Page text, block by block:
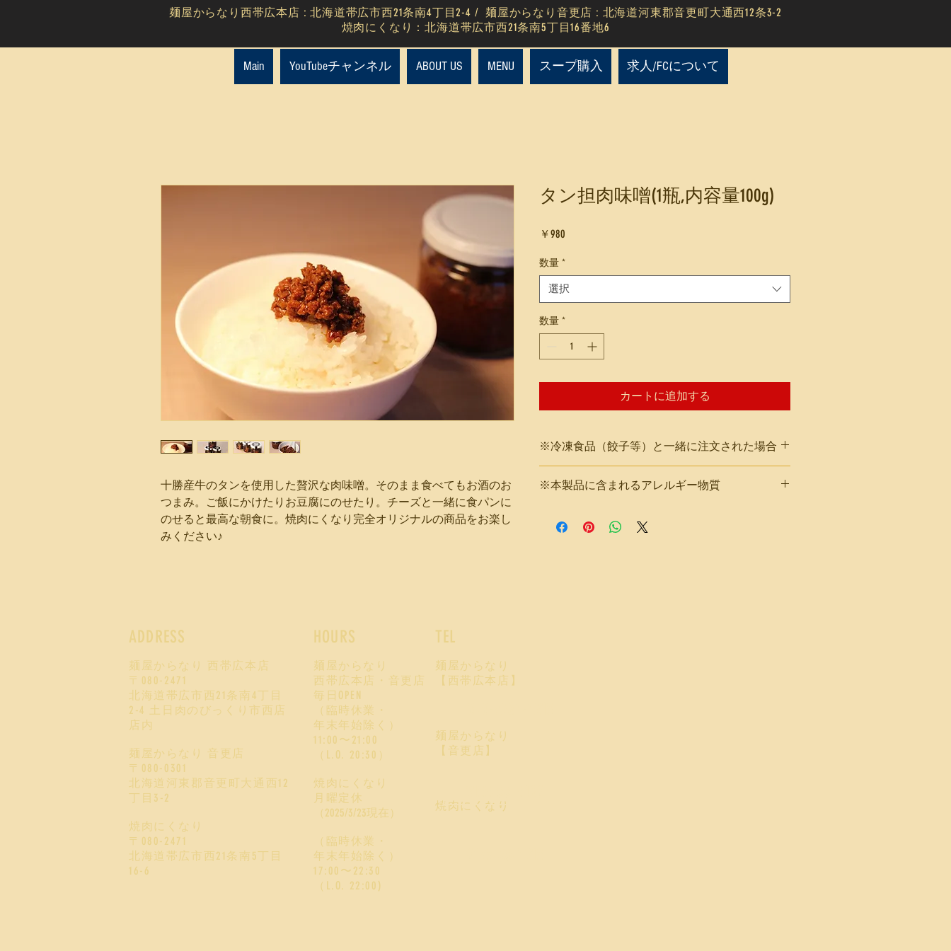
麺屋からなり西帯広本店 : 北海道帯広市西21条南4丁目2-4 / 麺屋からなり音更店 : 北海道河東郡音更町大通西12条3-2
​焼肉にくなり：北海道帯広市西21条南5丁目16番地6
Main YouTubeチャンネル ABOUT US MENU スープ購入 求人/FCについて
十勝産牛のタンを使用した贅沢な肉味噌。そのまま食べてもお酒のお
つまみ。ご飯にかけたりお豆腐にのせたり。チーズと一緒に食パンに
のせると最高な朝食に。焼肉にくなり完全オリジナルの商品をお楽し
みください♪
タン担肉味噌(1瓶,内容量100g)
￥980
数量 *
選択
数量 *
カートに追加する
※冷凍食品（餃子等）と一緒に注文された場合
での配送になるため、内容物が冷凍または半冷凍状態で
※本製品に含まれるアレルギー物質
ADDRESS
麺屋からなり 西帯広本店
〒080-2471
北海道帯広市西21条南4丁目
2-4 土日肉のびっくり市西店
店内
麺屋からなり 音更店
〒080-0301
北海道河東郡音更町大通西12
丁目3-2
焼肉にくなり
〒080-2471
北海道帯広市西21条南5丁目
16-6
HOURS
麺屋からなり
西帯広本店・音更店
毎日OPEN
（臨時休業・
年末年始除く）
11:00〜21:00
​（L.O. 20:30）
焼肉にくなり
月曜定休
（2025/3/23現在）
（臨時休業・
年末年始除く）
17:00〜22:30
​（L.O. 22:00)
TEL
麺屋からなり
【西帯広本店】
麺屋からなり
【音更店】
焼肉にくなり